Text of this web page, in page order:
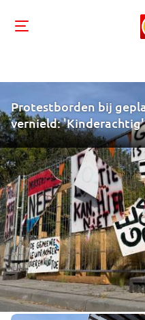
Protestborden bij
vernield: 'Kinderachtig'